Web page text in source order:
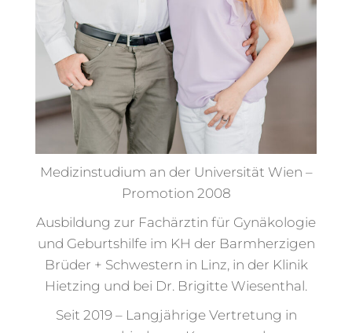
Medizinstudium an der Universität Wien –
Promotion 2008
Ausbildung zur Fachärztin für Gynäkologie
und Geburtshilfe im KH der Barmherzigen
Brüder + Schwestern in Linz, in der Klinik
Hietzing und bei Dr. Brigitte Wiesenthal.
Seit 2019 – Langjährige Vertretung in